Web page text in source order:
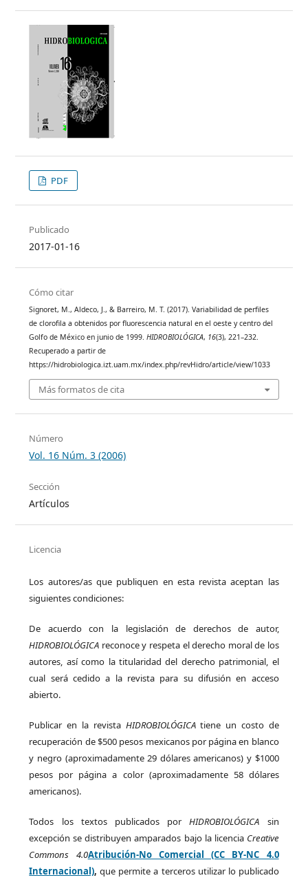
PDF
Publicado
2017-01-16
Cómo citar
Signoret, M., Aldeco, J., & Barreiro, M. T. (2017). Variabilidad de perfiles
de clorofila a obtenidos por fluorescencia natural en el oeste y centro del
Golfo de México en junio de 1999.HIDROBIOLÓGICA, 16(3), 221–232.
Recuperado a partir de
https://hidrobiologica.izt.uam.mx/index.php/revHidro/article/view/1033
Más formatos de cita
Número
Vol. 16 Núm. 3 (2006)
Sección
Artículos
Licencia
Los autores/as que publiquen en esta revista aceptan las
siguientes condiciones:
De acuerdo con la legislación de derechos de autor,
HIDROBIOLÓGICA reconoce y respeta el derecho moral de los
autores, así como la titularidad del derecho patrimonial, el
cual será cedido a la revista para su difusión en acceso
abierto.
Publicar en la revista HIDROBIOLÓGICAtiene un costo de
recuperación de $500 pesos mexicanos por página en blanco
y negro (aproximadamente 29 dólares americanos) y $1000
pesos por página a color (aproximadamente 58 dólares
americanos).
Todos los textos publicados porHIDROBIOLÓGICA sin
excepción se distribuyen amparados bajo la licencia Creative
Commons 4.0Atribución-No Comercial (CC BY-NC 4.0
Internacional),que permite a terceros utilizar lo publicado